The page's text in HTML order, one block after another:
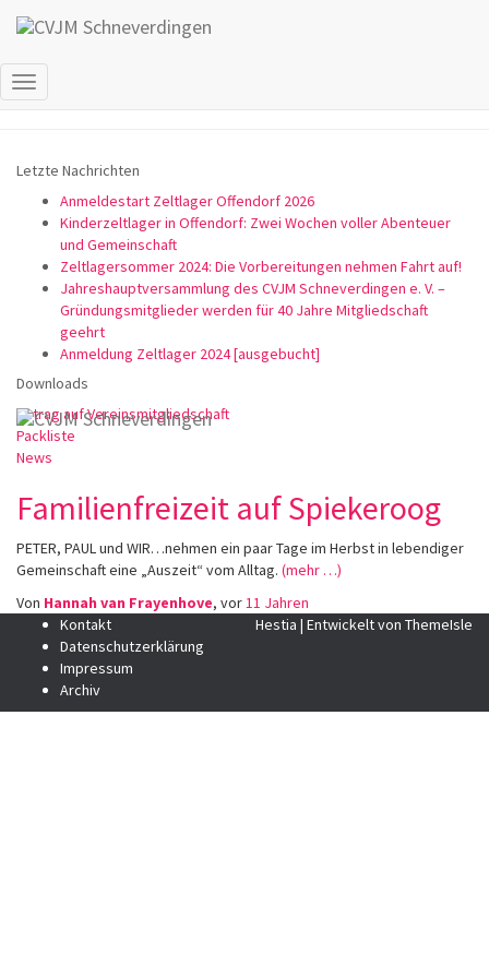
Navigation
Letzte Nachrichten
Anmeldestart Zeltlager Offendorf 2026
Kinderzeltlager in Offendorf: Zwei Wochen voller Abenteuer
und Gemeinschaft
Zeltlagersommer 2024: Die Vorbereitungen nehmen Fahrt auf!
Jahreshauptversammlung des CVJM Schneverdingen e. V. –
Gründungsmitglieder werden für 40 Jahre Mitgliedschaft
geehrt
Anmeldung Zeltlager 2024 [ausgebucht]
Downloads
Antrag auf Vereinsmitgliedschaft
Packliste
News
Familienfreizeit auf Spiekeroog
PETER, PAUL und WIR…nehmen ein paar Tage im Herbst in lebendiger
Gemeinschaft eine „Auszeit“ vom Alltag. (mehr …)
Von Hannah van Frayenhove, vor11 Jahren
Kontakt
Datenschutzerklärung
Impressum
Archiv
Hestia | Entwickelt von ThemeIsle